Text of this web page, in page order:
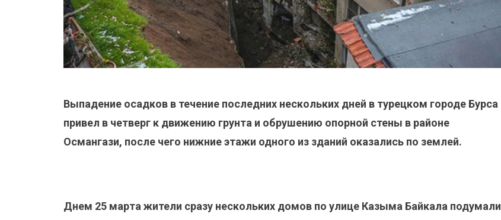
Выпадение осадков в течение последних нескольких дней в турецком городе Бурса
привел в четверг к движению грунта и обрушению опорной стены в районе
Османгази, после чего нижние этажи одного из зданий оказались по землей.
Днем 25 марта жители сразу нескольких домов по улице Казыма Байкала подумали